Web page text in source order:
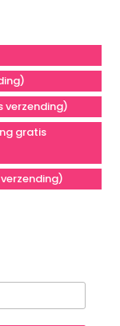
verzending)
gratis